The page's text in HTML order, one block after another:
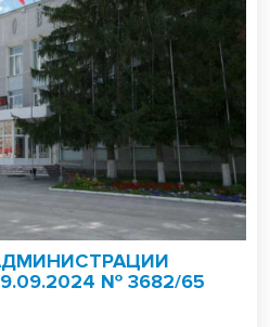
№ 3682/65